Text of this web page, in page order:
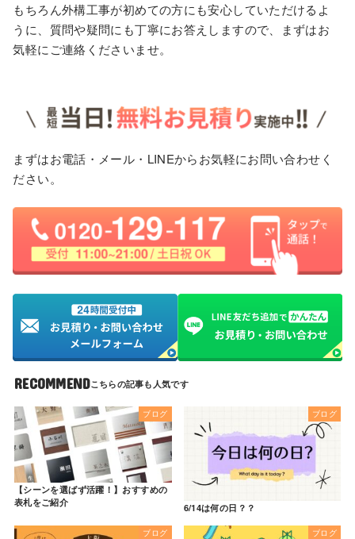
もちろん外構工事が初めての方にも安心していただけるよ
うに、質問や疑問にも丁寧にお答えしますので、まずはお
気軽にご連絡くださいませ。
まずはお電話・メール・LINEからお気軽にお問い合わせく
ださい。
RECOMMEND
ブログ
【シーンを選ばず活躍！】おすすめの
表札をご紹介
ブログ
6/14は何の日？？
ブログ ブログ